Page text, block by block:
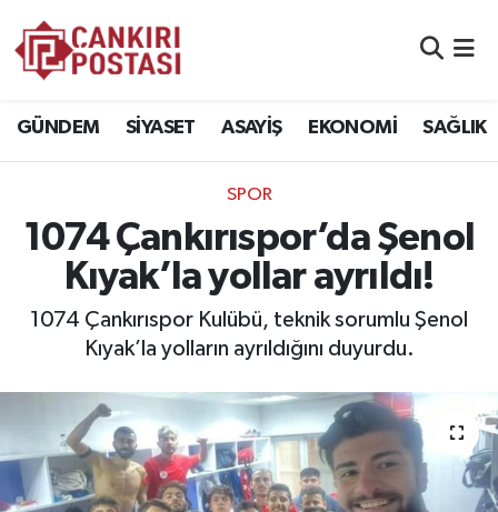
GÜNDEM SİYASET ASAYİŞ EKONOMİ SAĞLIK
SPOR
1074 Çankırıspor’da Şenol
Kıyak’la yollar ayrıldı!
1074 Çankırıspor Kulübü, teknik sorumlu Şenol
Kıyak’la yolların ayrıldığını duyurdu.
EKONOMİ
SAĞLIK
EĞİTİM
YAŞAM
Trafik Durumu
Süper Lig Puan Durumu ve Fikstür
Son Dakika Haberleri
Haber Arşivi